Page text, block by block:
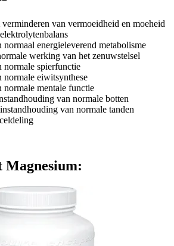
van vermoeidheid en moeheid
normaal energieleverend metabolisme
werking van het zenuwstelsel
normale spierfunctie
normale eiwitsynthese
normale mentale functie
van normale botten
van normale tanden
Magnesium: